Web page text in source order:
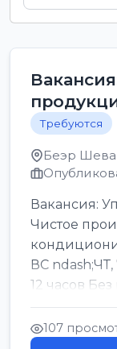
Требуются
Беэр
Вакансия:
Чистое
ВС
12 часов
Офаким,
107